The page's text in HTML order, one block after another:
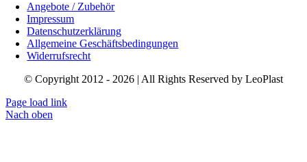
Angebote / Zubehör
Impressum
Datenschutzerklärung
Allgemeine Geschäftsbedingungen
Widerrufsrecht
© Copyright 2012 - 2026 | All Rights Reserved by LeoPlast
Page load link
Nach oben